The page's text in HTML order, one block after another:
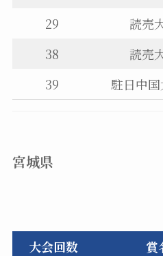
29
読売
38
読売
39
駐日中
宮城県
大会回数 賞